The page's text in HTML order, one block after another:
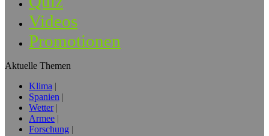
Videos
Promotionen
Aktuelle Themen
Klima
Spanien
Wetter
Armee
Forschung